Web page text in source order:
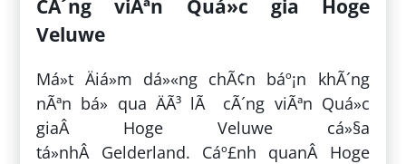
CÃ´ng viÃªn Quá»c gia Hoge
Veluwe
Má»t Äiá»m dá»«ng chÃ¢n báº¡n khÃ´ng
nÃªn bá» qua ÄÃ³ lÃ cÃ´ng viÃªn Quá»c
giaÂ Hoge Veluwe cá»§a
tá»nhÂ Gelderland. Cáº£nh quanÂ Hoge